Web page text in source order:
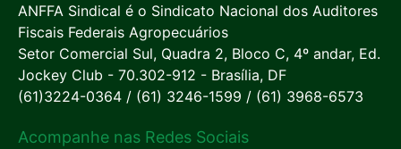
ANFFA Sindical é o Sindicato Nacional dos Auditores
Fiscais Federais Agropecuários
Setor Comercial Sul, Quadra 2, Bloco C, 4º andar, Ed.
Jockey Club - 70.302-912 - Brasília, DF
(61)3224-0364 / (61) 3246-1599 / (61) 3968-6573
Acompanhe nas Redes Sociais